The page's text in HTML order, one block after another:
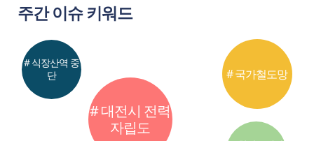
주간 이슈 키워드
# 대전시 전력
자립도
# 국가철도망
# 식장산역 중
단